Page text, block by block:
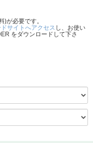
)が必要です。
サイトへアクセス し、お使い
をダウンロードして下さ